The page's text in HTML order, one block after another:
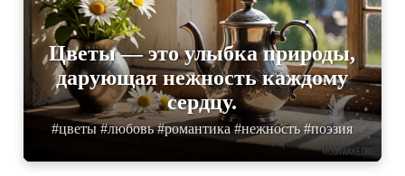
Цветы — это улыбка природы,
дарующая нежность каждому
сердцу.
#цветы #любовь #романтика #нежность #поэзия